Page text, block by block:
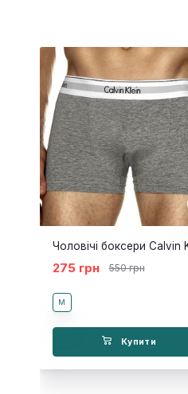
275 грн 550 грн
M
Купити